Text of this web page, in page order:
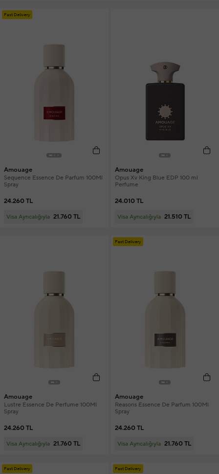
Fast Delivery
Amouage
Sequence Essence De Parfum 100Ml
Spray
24.260 TL
Visa Ayrıcalığıyla 21.760 TL
Amouage
Opus Xv King Blue EDP 100 ml
Perfume
24.010 TL
Visa Ayrıcalığıyla 21.510 TL
Amouage
Lustre Essence De Perfume 100Ml
Spray
24.260 TL
Visa Ayrıcalığıyla 21.760 TL
Fast Delivery
Amouage
Reasons Essence De Parfum 100Ml
Spray
24.260 TL
Visa Ayrıcalığıyla 21.760 TL
Fast Delivery Fast Delivery